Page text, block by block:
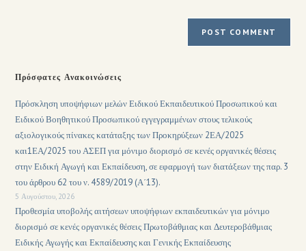
Πρόσφατες Ανακοινώσεις
Πρόσκληση υποψήφιων μελών Ειδικού Εκπαιδευτικού Προσωπικού και
Ειδικού Βοηθητικού Προσωπικού εγγεγραμμένων στους τελικούς
αξιολογικούς πίνακες κατάταξης των Προκηρύξεων 2ΕΑ/2025
και1ΕΑ/2025 του ΑΣΕΠ για μόνιμο διορισμό σε κενές οργανικές θέσεις
στην Ειδική Αγωγή και Εκπαίδευση, σε εφαρμογή των διατάξεων της παρ. 3
του άρθρου 62 του ν. 4589/2019 (Α΄13).
5 Αυγούστου, 2026
Προθεσμία υποβολής αιτήσεων υποψήφιων εκπαιδευτικών για μόνιμο
διορισμό σε κενές οργανικές θέσεις Πρωτοβάθμιας και Δευτεροβάθμιας
Ειδικής Αγωγής και Εκπαίδευσης και Γενικής Εκπαίδευσης